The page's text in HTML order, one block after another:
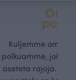
Oma
Kuljemme omaa,
polkuamme, jolla
aseteta rajoja.